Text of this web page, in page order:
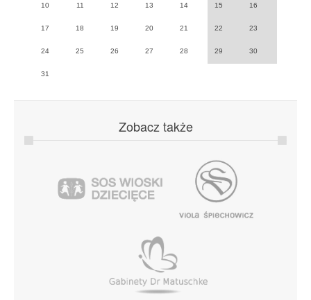
10 11 12 13 14 15 16
17 18 19 20 21 22 23
24 25 26 27 28 29 30
31
Zobacz także